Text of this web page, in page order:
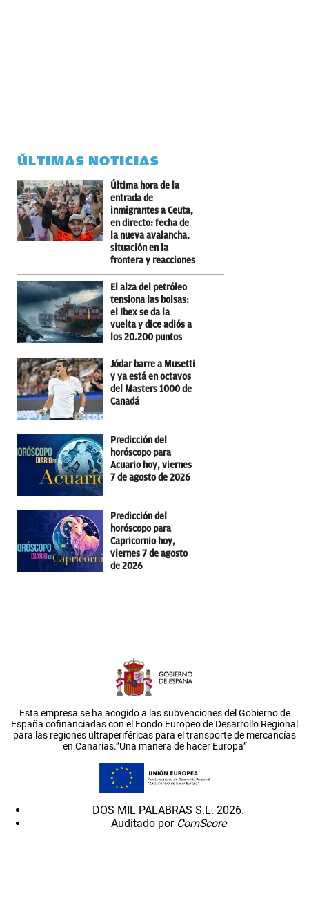
ÚLTIMAS NOTICIAS
Última hora de la
entrada de
inmigrantes a Ceuta,
en directo: fecha de
la nueva avalancha,
situación en la
frontera y reacciones
El alza del petróleo
tensiona las bolsas:
el Ibex se da la
vuelta y dice adiós a
los 20.200 puntos
Jódar barre a Musetti
y ya está en octavos
del Masters 1000 de
Canadá
Predicción del
horóscopo para
Acuario hoy, viernes
7 de agosto de 2026
Predicción del
horóscopo para
Capricornio hoy,
viernes 7 de agosto
de 2026
Esta empresa se ha acogido a las subvenciones del Gobierno de
España cofinanciadas con el Fondo Europeo de Desarrollo Regional
para las regiones ultraperiféricas para el transporte de mercancías
en Canarias.”Una manera de hacer Europa”
DOS MIL PALABRAS S.L. 2026.
Auditado por ComScore